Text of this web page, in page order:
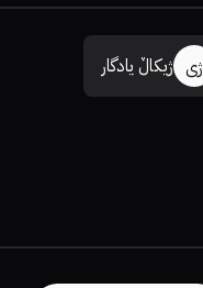
ژی ژیکاڵ یادگار